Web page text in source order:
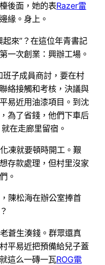
後面，她的表Razer雷
緣。身上。
來”？在這位年青書記
一次創業：興辦工場。
子成員商討，要在村
絡接觸和考核，決議與
易近用油漆項目。到沈
為了省錢，他們下車后
在走廊里留宿。
凍就要頓時開工。艱
存款處理，但村里沒家
。
陳松海在辦公室捧首
蒼生湊錢。群眾還真
平易近把預備給兒子蓋
這么一磚一瓦ROG電